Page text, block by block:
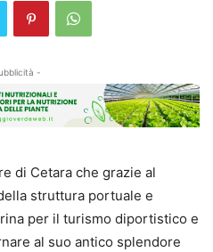
-
di Cetara che grazie al
struttura portuale e
per il turismo diportistico e
al suo antico splendore